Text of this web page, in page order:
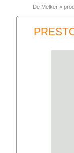
De Melker >